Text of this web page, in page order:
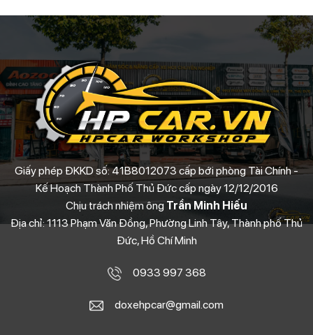
Giấy phép ĐKKD số: 41B8012073 cấp bới phòng Tài Chính -
Kế Hoạch Thành Phố Thủ Đức cấp ngày 12/12/2016
Chịu trách nhiệm ông Trần Minh Hiếu
Địa chỉ: 1113 Phạm Văn Đồng, Phường Linh Tây, Thành phố Thủ
Đức, Hồ Chí Minh
0933 997 368
doxehpcar@gmail.com